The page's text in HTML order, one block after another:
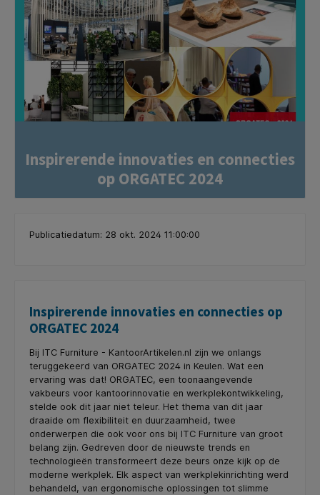
Inspirerende innovaties en connecties
op ORGATEC 2024
Publicatiedatum: 28 okt. 2024 11:00:00
Inspirerende innovaties en connecties op
ORGATEC 2024
Bij ITC Furniture - KantoorArtikelen.nl zijn we onlangs
teruggekeerd van ORGATEC 2024 in Keulen. Wat een
ervaring was dat! ORGATEC, een toonaangevende
vakbeurs voor kantoorinnovatie en werkplekontwikkeling,
stelde ook dit jaar niet teleur. Het thema van dit jaar
draaide om flexibiliteit en duurzaamheid, twee
onderwerpen die ook voor ons bij ITC Furniture van groot
belang zijn. Gedreven door de nieuwste trends en
technologieën transformeert deze beurs onze kijk op de
moderne werkplek. Elk aspect van werkplekinrichting werd
behandeld, van ergonomische oplossingen tot slimme